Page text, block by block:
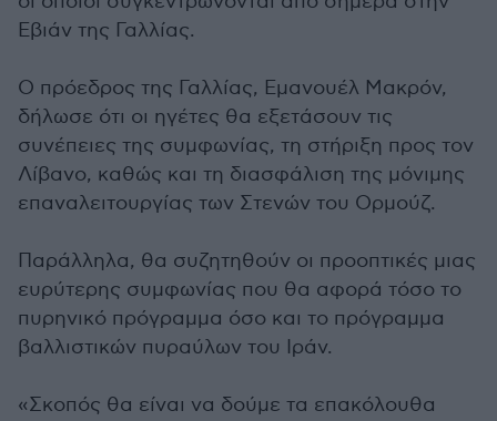
Εβιάν της Γαλλίας.
Ο πρόεδρος της Γαλλίας, Εμανουέλ Μακρόν,
δήλωσε ότι οι ηγέτες θα εξετάσουν τις
συνέπειες της συμφωνίας, τη στήριξη προς τον
Λίβανο, καθώς και τη διασφάλιση της μόνιμης
επαναλειτουργίας των Στενών του Ορμούζ.
Παράλληλα, θα συζητηθούν οι προοπτικές μιας
ευρύτερης συμφωνίας που θα αφορά τόσο το
πυρηνικό πρόγραμμα όσο και το πρόγραμμα
βαλλιστικών πυραύλων του Ιράν.
«Σκοπός θα είναι να δούμε τα επακόλουθα